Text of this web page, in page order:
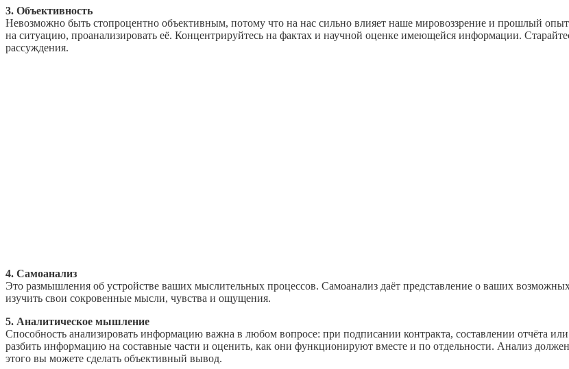
3. Объективность
Невозможно быть стопроцентно объективным, потому что на нас сильно влияет наше мировоззрение и прошлый опыт.
на ситуацию, проанализировать её. Концентрируйтесь на фактах и научной оценке имеющейся информации.
рассуждения.
4. Самоанализ
Это размышления об устройстве ваших мыслительных процессов. Самоанализ даёт представление о ваших
изучить свои сокровенные мысли, чувства и ощущения.
5. Аналитическое мышление
Способность анализировать информацию важна в любом вопросе: при подписании контракта, составлении отчёта
разбить информацию на составные части и оценить, как они функционируют вместе и по отдельности. Анализ
этого вы можете сделать объективный вывод.